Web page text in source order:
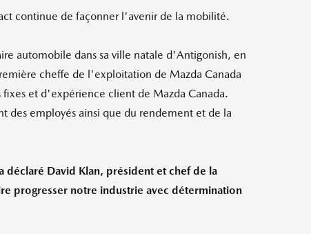
continue de façonner l'avenir de la mobilité.
automobile dans sa ville natale d'Antigonish, en
cheffe de l'exploitation de Mazda Canada
fixes et d'expérience client de Mazda Canada.
des employés ainsi que du rendement et de la
déclaré David Klan, président et chef de la
progresser notre industrie avec détermination